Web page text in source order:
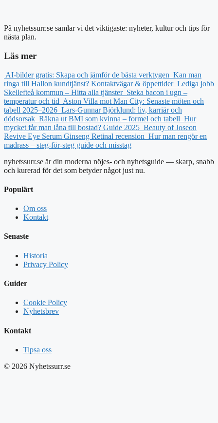
På nyhetssurr.se samlar vi det viktigaste: nyheter, kultur och tips för
nästa plan.
Läs mer
AI-bilder gratis: Skapa och jämför de bästa verktygen Kan man
ringa till Hallon kundtjänst? Kontaktvägar & öppettider Lediga jobb
Skellefteå kommun – Hitta alla tjänster Steka bacon i ugn –
temperatur och tid Aston Villa mot Man City: Senaste möten och
tabell 2025–2026 Lars-Gunnar Björklund: liv, karriär och
dödsorsak Räkna ut BMI som kvinna – formel och tabell Hur
mycket får man låna till bostad? Guide 2025 Beauty of Joseon
Revive Eye Serum Ginseng Retinal recension Hur man rengör en
madrass – steg-för-steg guide och misstag
nyhetssurr.se är din moderna nöjes- och nyhetsguide — skarp, snabb
och kurerad för det som betyder något just nu.
Populärt
Om oss
Kontakt
Senaste
Historia
Privacy Policy
Guider
Cookie Policy
Nyhetsbrev
Kontakt
Tipsa oss
© 2026 Nyhetssurr.se